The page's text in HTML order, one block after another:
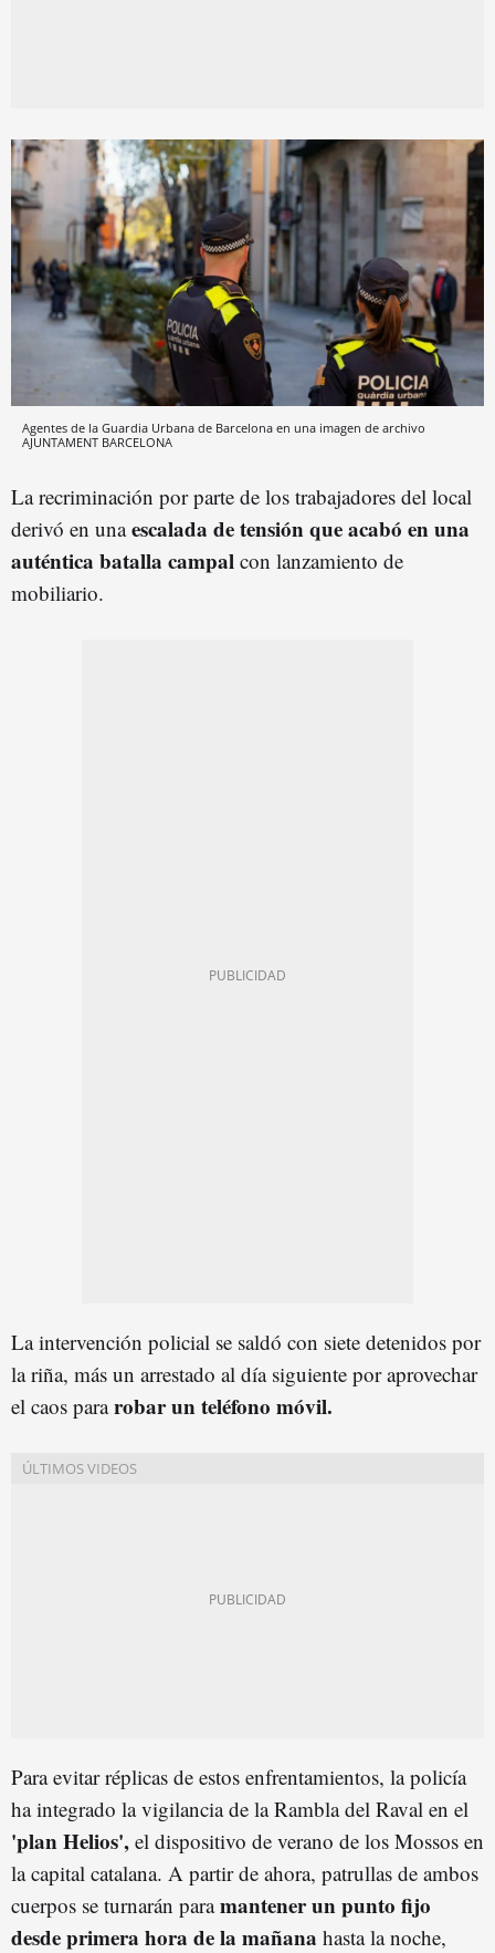
Agentes de la Guardia Urbana de Barcelona en una imagen de archivo
AJUNTAMENT BARCELONA
La recriminación por parte de los trabajadores del local
derivó en unaescalada de tensión que acabó en una
auténtica batalla campal con lanzamiento de
mobiliario.
La intervención policial se saldó con siete detenidos por
la riña, más un arrestado al día siguiente por aprovechar
el caos pararobar un teléfono móvil.
Para evitar réplicas de estos enfrentamientos, la policía
ha integrado la vigilancia de la Rambla del Raval en el
'plan Helios', el dispositivo de verano de los Mossos en
la capital catalana. A partir de ahora, patrullas de ambos
cuerpos se turnarán paramantener un punto fijo
desde primera hora de la mañana hasta la noche,